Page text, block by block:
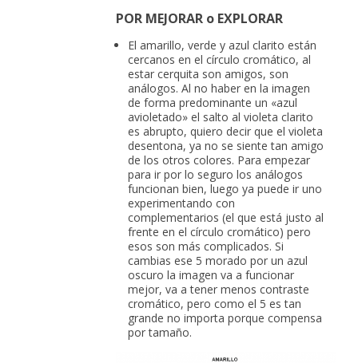
POR MEJORAR o EXPLORAR
El amarillo, verde y azul clarito están
cercanos en el círculo cromático, al
estar cerquita son amigos, son
análogos. Al no haber en la imagen
de forma predominante un «azul
avioletado» el salto al violeta clarito
es abrupto, quiero decir que el violeta
desentona, ya no se siente tan amigo
de los otros colores. Para empezar
para ir por lo seguro los análogos
funcionan bien, luego ya puede ir uno
experimentando con
complementarios (el que está justo al
frente en el círculo cromático) pero
esos son más complicados. Si
cambias ese 5 morado por un azul
oscuro la imagen va a funcionar
mejor, va a tener menos contraste
cromático, pero como el 5 es tan
grande no importa porque compensa
por tamaño.